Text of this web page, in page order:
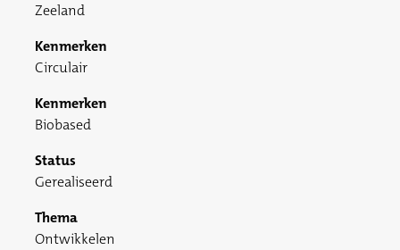
Zeeland
Kenmerken
Circulair
Kenmerken
Biobased
Status
Gerealiseerd
Thema
Ontwikkelen